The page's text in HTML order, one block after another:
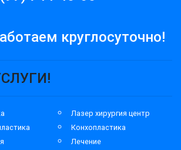
круглосуточно!
Лазер хирургия центр
Конхопластика
Лечение